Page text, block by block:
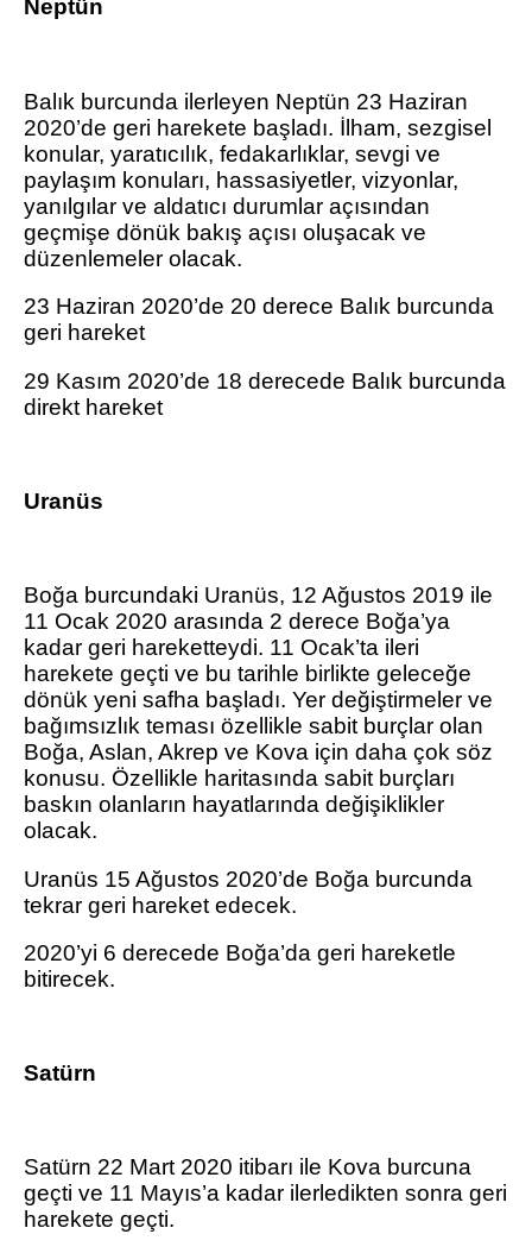
Neptün
Balık burcunda ilerleyen Neptün 23 Haziran
2020’de geri harekete başladı. İlham, sezgisel
konular, yaratıcılık, fedakarlıklar, sevgi ve
paylaşım konuları, hassasiyetler, vizyonlar,
yanılgılar ve aldatıcı durumlar açısından
geçmişe dönük bakış açısı oluşacak ve
düzenlemeler olacak.
23 Haziran 2020’de 20 derece Balık burcunda
geri hareket
29 Kasım 2020’de 18 derecede Balık burcunda
direkt hareket
Uranüs
Boğa burcundaki Uranüs, 12 Ağustos 2019 ile
11 Ocak 2020 arasında 2 derece Boğa’ya
kadar geri hareketteydi. 11 Ocak’ta ileri
harekete geçti ve bu tarihle birlikte geleceğe
dönük yeni safha başladı. Yer değiştirmeler ve
bağımsızlık teması özellikle sabit burçlar olan
Boğa, Aslan, Akrep ve Kova için daha çok söz
konusu. Özellikle haritasında sabit burçları
baskın olanların hayatlarında değişiklikler
olacak.
Uranüs 15 Ağustos 2020’de Boğa burcunda
tekrar geri hareket edecek.
2020’yi 6 derecede Boğa’da geri hareketle
bitirecek.
Satürn
Satürn 22 Mart 2020 itibarı ile Kova burcuna
geçti ve 11 Mayıs’a kadar ilerledikten sonra geri
harekete geçti.